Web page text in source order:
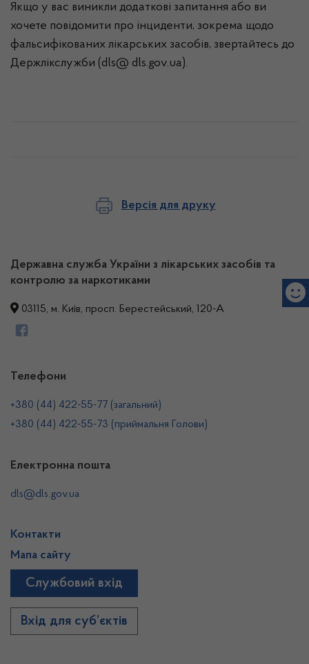
Якщо у вас виникли додаткові запитання або ви
хочете повідомити про інциденти, зокрема щодо
фальсифікованих лікарських засобів, звертайтесь до
Держлікслужби (dls@ dls.gov.ua).
Версія для друку
Державна служба України з лікарських засобів та
контролю за наркотиками
03115, м. Київ, просп. Берестейський, 120-А
Телефони
+380 (44) 422-55-77 (загальний)
+380 (44) 422-55-73 (приймальня Голови)
Електронна пошта
dls@dls.gov.ua
Контакти
Мапа сайту
Службовий вхід
Вхід для суб’єктів